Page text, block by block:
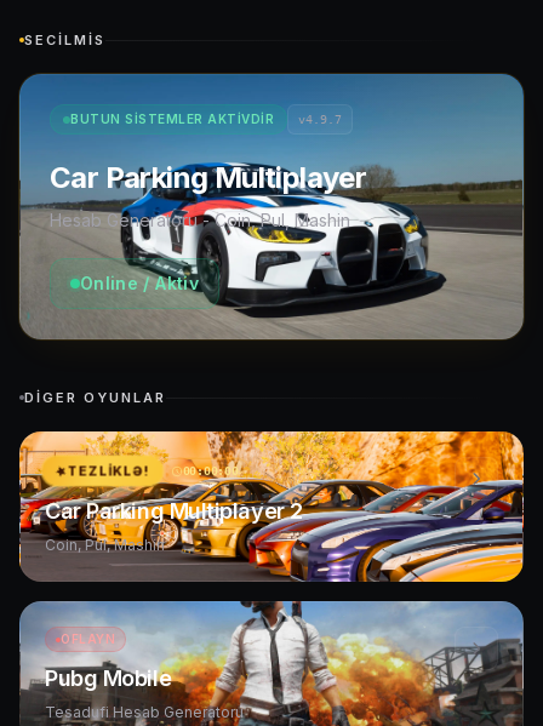
SECILMIS
BUTUN SISTEMLER AKTIVDIR v4.9.7
Car Parking Multiplayer
Hesab Generatoru - Coin, Pul, Mashin
Online / Aktiv
DIGER OYUNLAR
TEZLIKLƏ! 00:00:00
Car Parking Multiplayer 2
Coin, Pul, Mashin
OFLAYN
Pubg Mobile
Tesadufi Hesab Generatoru